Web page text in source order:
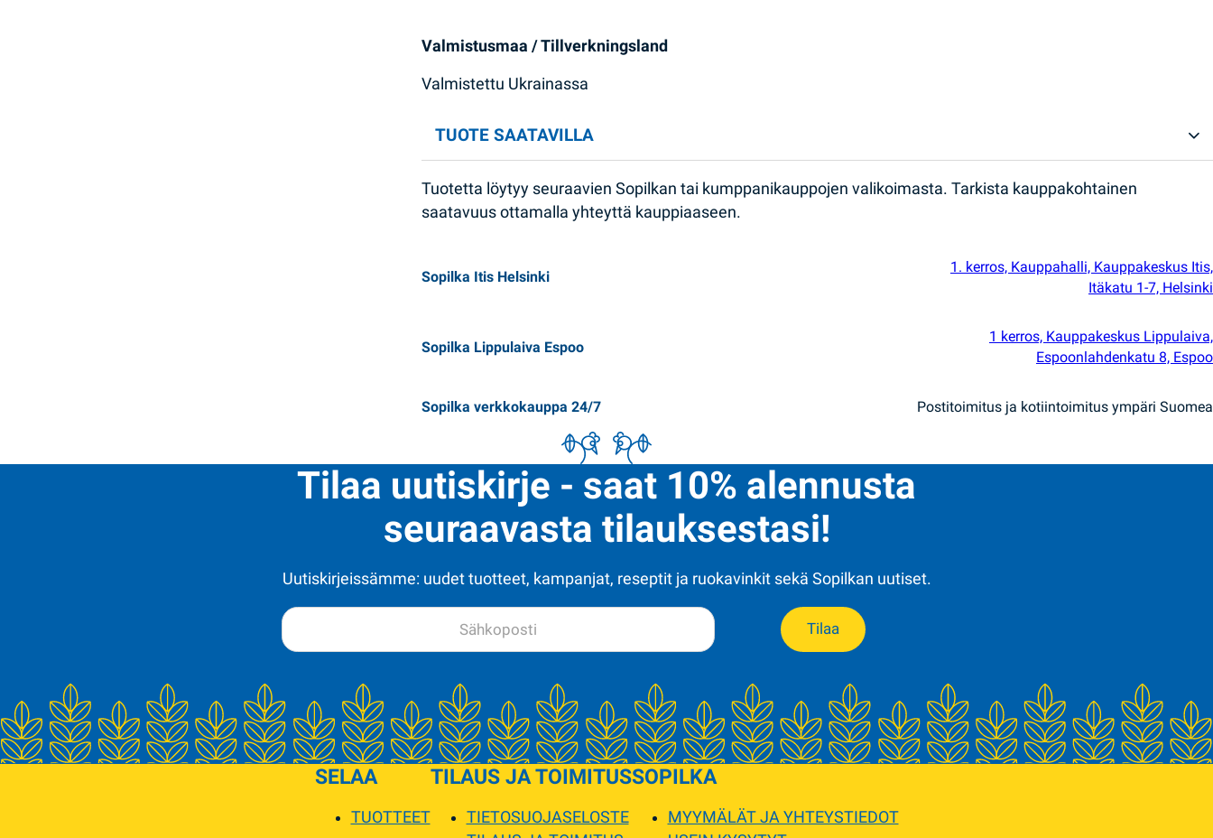
Valmistusmaa / Tillverkningsland
Valmistettu Ukrainassa
TUOTE SAATAVILLA
Tuotetta löytyy seuraavien Sopilkan tai kumppanikauppojen valikoimasta. Tarkista kauppakohtainen
saatavuus ottamalla yhteyttä kauppiaaseen.
Sopilka Itis Helsinki
1. kerros, Kauppahalli, Kauppakeskus Itis,
Itäkatu 1-7, Helsinki
Sopilka Lippulaiva Espoo
1 kerros, Kauppakeskus Lippulaiva,
Espoonlahdenkatu 8, Espoo
Sopilka verkkokauppa 24/7 Postitoimitus ja kotiintoimitus ympäri Suomea
Tilaa uutiskirje - saat 10% alennusta
seuraavasta tilauksestasi!
Uutiskirjeissämme: uudet tuotteet, kampanjat, reseptit ja ruokavinkit sekä Sopilkan uutiset.
Tilaa
SELAA
TUOTTEET
TILAUS JA TOIMITUS
TIETOSUOJASELOSTE
SOPILKA
MYYMÄLÄT JA YHTEYSTIEDOT